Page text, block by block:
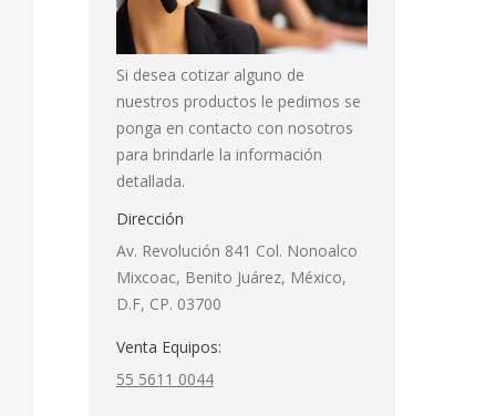
Si desea cotizar alguno de
nuestros productos le pedimos se
ponga en contacto con nosotros
para brindarle la información
detallada.
Dirección
Av. Revolución 841 Col. Nonoalco
Mixcoac, Benito Juárez, México,
D.F, CP. 03700
Venta Equipos:
55 5611 0044